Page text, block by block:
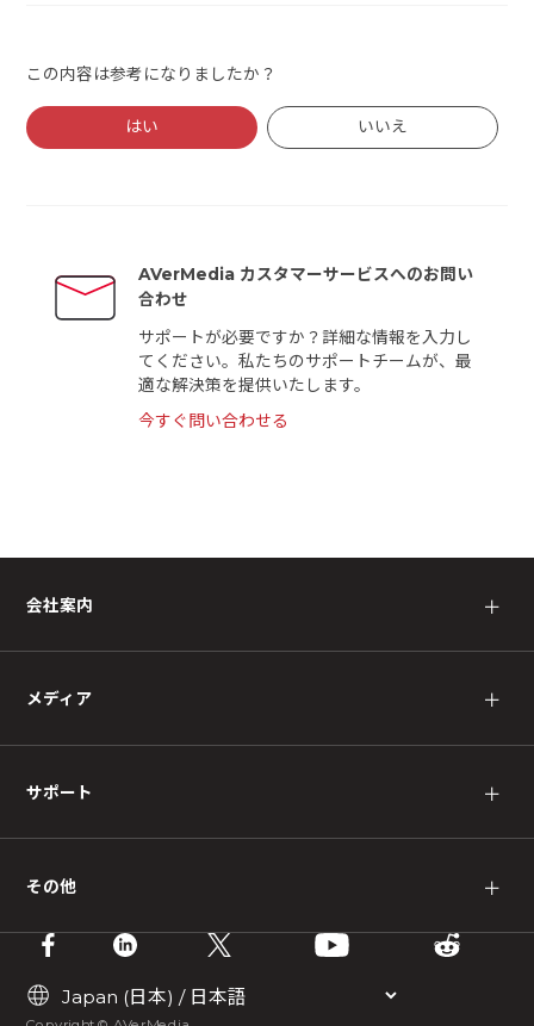
この内容は参考になりましたか？
はい いいえ
AVerMedia カスタマーサービスへのお問い
合わせ
サポートが必要ですか？詳細な情報を入力し
てください。私たちのサポートチームが、最
適な解決策を提供いたします。
今すぐ問い合わせる
会社案内 ＋
メディア ＋
サポート ＋
その他 ＋